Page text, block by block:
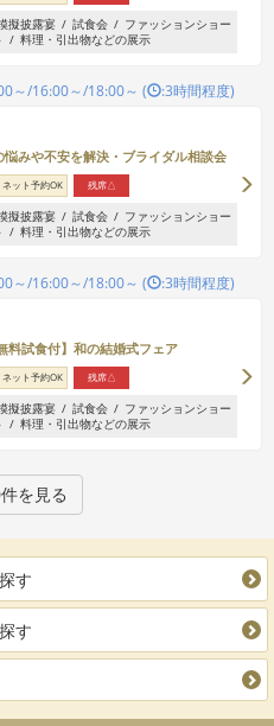
擬披露宴 試食会
ファッションショー
料理・引出物などの展示
～/16:00～/18:00～ ( :3時間程度)
悩みや不安を解決・ブライダル相談会
ネット予約OK 残席△
擬披露宴 試食会
ファッションショー
料理・引出物などの展示
～/16:00～/18:00～ ( :3時間程度)
料試食付】和の結婚式フェア
ネット予約OK 残席△
擬披露宴 試食会
ファッションショー
料理・引出物などの展示
を見る
す
す